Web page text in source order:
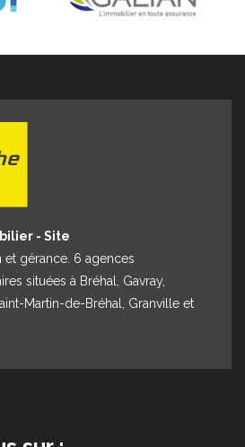
Nous contacter
- Site
et gérance. 6 agences
situées à Bréhal, Gavray,
Martin-de-Bréhal, Granville et